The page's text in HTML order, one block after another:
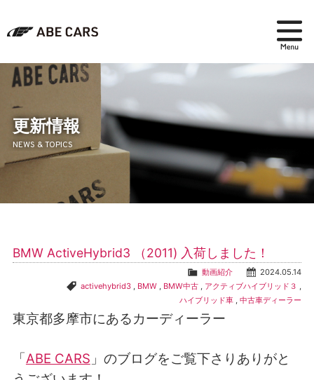
在庫検索
パーツ＆アクセサリー
アフターセールス
採用情報
更新情報
NEWS & TOPICS
BMW ActiveHybrid3 （2011) 入荷しました！
2024.05.14
動画紹介
activehybrid3 , BMW , BMW中古 , アクティブハイブリッド３ ,
ハイブリッド車 ,中古車ディーラー
東京都多摩市にあるカーディーラー
「ABE CARS 」のブログをご覧下さりありがと